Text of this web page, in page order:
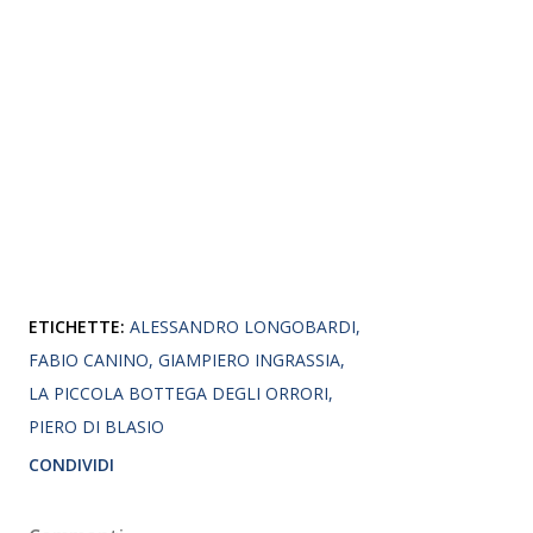
ETICHETTE: ALESSANDRO LONGOBARDI
FABIO CANINO GIAMPIERO INGRASSIA
LA PICCOLA BOTTEGA DEGLI ORRORI
PIERO DI BLASIO
CONDIVIDI